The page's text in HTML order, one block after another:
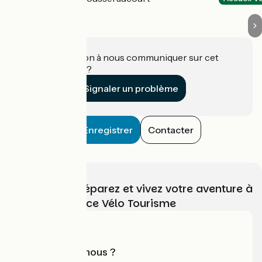
Une information à nous communiquer sur cet
établissement ?
Signaler un problème
Enregistrer Contacter
Choisissez, préparez et vivez votre aventure à
vélo avec France Vélo Tourisme
Qui sommes-nous ?